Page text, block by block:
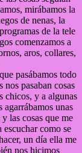
mirábamos la
de nenas, la
de la tele
comenzamos a
aros, collares,
pasábamos todo
nos pasaban cosas
chicos, y a algunas
agarrábamos unas
las cosas que me
escuchar como se
un día ella me
nos hicimos